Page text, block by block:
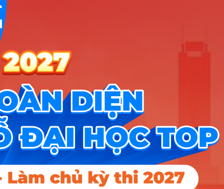
Tra cứu đề án tuyển sinh
Tư vấn hướng nghiệp
Tin tức
Tin giáo dục nổi bật
Tin tuyển sinh vào 10
Tin tuyển sinh Đại học
Liên hệ
Điều khoản dịch vụ
Chính sách bảo mật